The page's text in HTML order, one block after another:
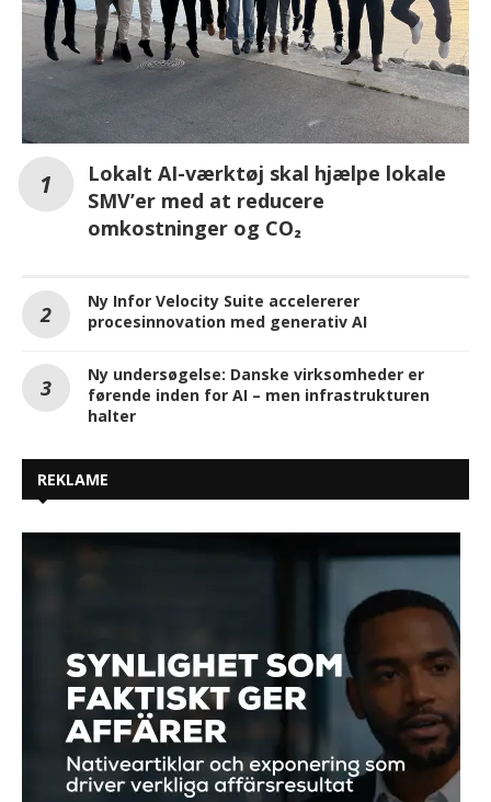
Lokalt AI-værktøj skal hjælpe lokale
SMV’er med at reducere
omkostninger og CO₂
Ny Infor Velocity Suite accelererer
procesinnovation med generativ AI
Ny undersøgelse: Danske virksomheder er
førende inden for AI – men infrastrukturen
halter
REKLAME